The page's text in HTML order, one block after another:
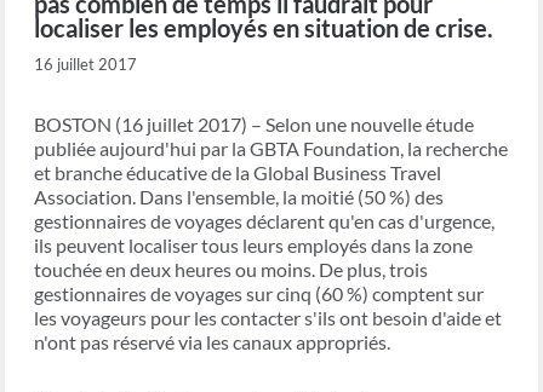
localiser les employés en situation de crise.
16 juillet 2017
BOSTON (16 juillet 2017) – Selon une nouvelle étude
publiée aujourd'hui par la GBTA Foundation, la recherche
et branche éducative de la Global Business Travel
Association. Dans l'ensemble, la moitié (50 %) des
gestionnaires de voyages déclarent qu'en cas d'urgence,
ils peuvent localiser tous leurs employés dans la zone
touchée en deux heures ou moins. De plus, trois
gestionnaires de voyages sur cinq (60 %) comptent sur
les voyageurs pour les contacter s'ils ont besoin d'aide et
n'ont pas réservé via les canaux appropriés.